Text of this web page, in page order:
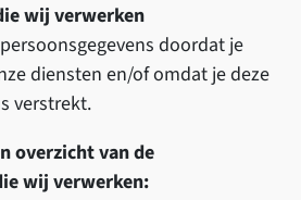
wij verwerken
doordat je
diensten en/of omdat je deze
verstrekt.
overzicht van de
wij verwerken: